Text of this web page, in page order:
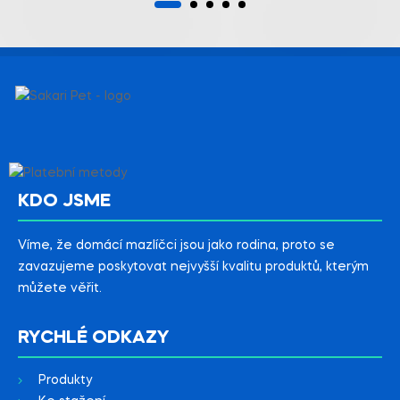
KDO JSME
Víme, že domácí mazlíčci jsou jako rodina, proto se
zavazujeme poskytovat nejvyšší kvalitu produktů, kterým
můžete věřit.
RYCHLÉ ODKAZY
Produkty